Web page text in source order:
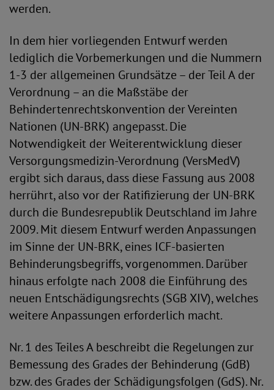
werden.
In dem hier vorliegenden Entwurf werden
lediglich die Vorbemerkungen und die Nummern
1-3 der allgemeinen Grundsätze – der Teil A der
Verordnung – an die Maßstäbe der
Behindertenrechtskonvention der Vereinten
Nationen (UN-BRK) angepasst. Die
Notwendigkeit der Weiterentwicklung dieser
Versorgungsmedizin-Verordnung (VersMedV)
ergibt sich daraus, dass diese Fassung aus 2008
herrührt, also vor der Ratifizierung der UN-BRK
durch die Bundesrepublik Deutschland im Jahre
2009. Mit diesem Entwurf werden Anpassungen
im Sinne der UN-BRK, eines ICF-basierten
Behinderungsbegriffs, vorgenommen. Darüber
hinaus erfolgte nach 2008 die Einführung des
neuen Entschädigungsrechts (SGB XIV), welches
weitere Anpassungen erforderlich macht.
Nr. 1 des Teiles A beschreibt die Regelungen zur
Bemessung des Grades der Behinderung (GdB)
bzw. des Grades der Schädigungsfolgen (GdS). Nr.